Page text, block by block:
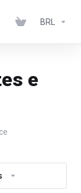
BRL
e